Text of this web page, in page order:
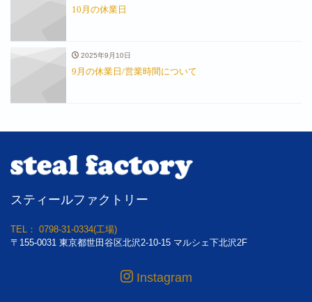
10月の休業日
2025年9月10日
9月の休業日/営業時間について
スティールファクトリー
TEL： 0798-31-0334(工場)
〒155-0031 東京都世田谷区北沢2-10-15 マルシェ下北沢2F
Instagram